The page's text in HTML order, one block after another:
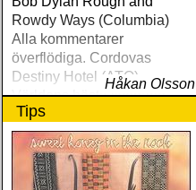
Rowdy Ways (Columbia)
Alla kommentarer
överflödiga. Cordovas
Destiny Hotel (ATO)
Världens bästa liveband
visar nu klassen även på
skiva
Håkan Olsson
Tips